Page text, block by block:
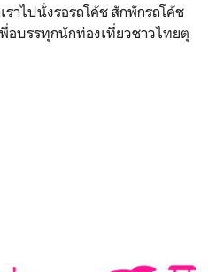
าไปนั่งรอรถโค้ช สักพักรถโค้ช
อบรรทุกนักท่องเที่ยวชาวไทยตุ